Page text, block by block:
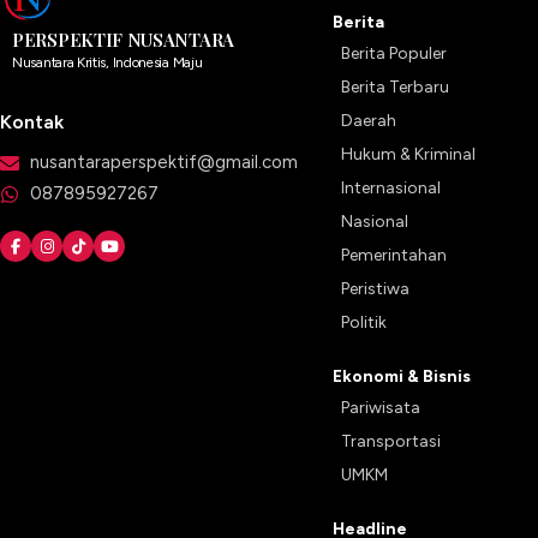
PERSPEKTIF NUSANTARA
Nusantara Kritis, Indonesia Maju
Kontak
nusantaraperspektif@gmail.com
087895927267
Berita
Berita Populer
Berita Terbaru
Daerah
Hukum & Kriminal
Internasional
Nasional
Pemerintahan
Peristiwa
Politik
Ekonomi & Bisnis
Pariwisata
Transportasi
UMKM
Headline